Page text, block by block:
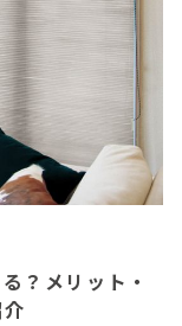
？メリット・